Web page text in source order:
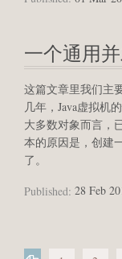
一个通用
这篇文章里我们主
几年，Java虚拟机
大多数对象而言，
本的原因是，创建
了。
Published: 28 Feb